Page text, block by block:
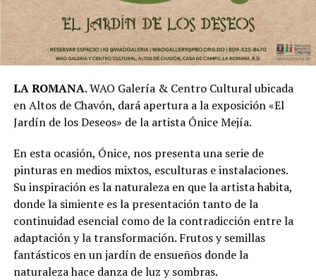
LA ROMANA. WAO Galería & Centro Cultural ubicada
en Altos de Chavón, dará apertura a la exposición «El
Jardín de los Deseos» de la artista Ónice Mejía.
En esta ocasión, Ónice, nos presenta una serie de
pinturas en medios mixtos, esculturas e instalaciones.
Su inspiración es la naturaleza en que la artista habita,
donde la simiente es la presentación tanto de la
continuidad esencial como de la contradicción entre la
adaptación y la transformación. Frutos y semillas
fantásticos en un jardín de ensueños donde la
naturaleza hace danza de luz y sombras.